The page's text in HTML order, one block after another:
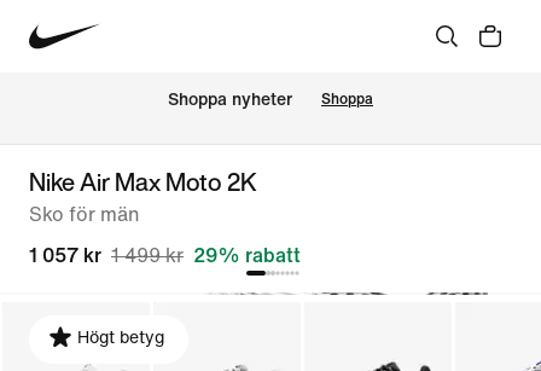
Shoppa nyheter Shoppa
Nike Air Max Moto 2K
Sko för män
1 057 kr 1 499 kr 29% rabatt
Högt betyg